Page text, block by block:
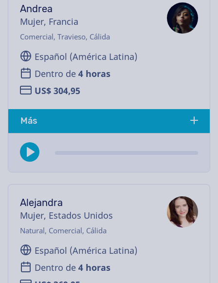
Andrea
Mujer, Francia
Comercial, Travieso, Cálida
Español (América Latina)
Dentro de 4 horas
US$ 304,95
Más
Alejandra
Mujer, Estados Unidos
Natural, Comercial, Cálida
Español (América Latina)
Dentro de 4 horas